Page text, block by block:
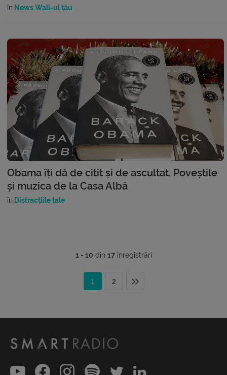
în News Wall-ul tău
Obama îți dă de citit și de ascultat. Poveștile
și muzica de la Casa Albă
în Distracțiile tale
1 - 10 din 17înregistrări
1 2